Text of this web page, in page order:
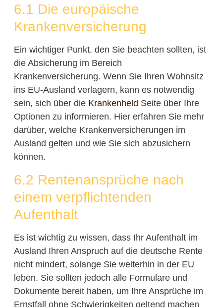
6.1 Die europäische
Krankenversicherung
Ein wichtiger Punkt, den Sie beachten sollten, ist
die Absicherung im Bereich
Krankenversicherung. Wenn Sie Ihren Wohnsitz
ins EU-Ausland verlagern, kann es notwendig
sein, sich über die Krankenheld Seite über Ihre
Optionen zu informieren. Hier erfahren Sie mehr
darüber, welche Krankenversicherungen im
Ausland gelten und wie Sie sich abzusichern
können.
6.2 Rentenansprüche nach
einem verpflichtenden
Aufenthalt
Es ist wichtig zu wissen, dass Ihr Aufenthalt im
Ausland Ihren Anspruch auf die deutsche Rente
nicht mindert, solange Sie weiterhin in der EU
leben. Sie sollten jedoch alle Formulare und
Dokumente bereit haben, um Ihre Ansprüche im
Ernstfall ohne Schwierigkeiten geltend machen